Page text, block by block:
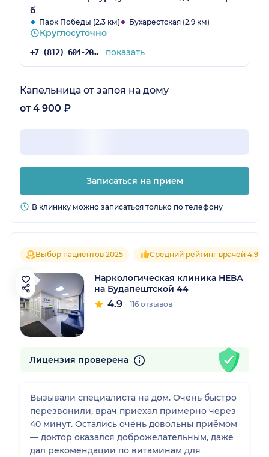
б
Парк Победы (2.3 км) Бухарестская (2.9 км)
Круглосуточно
+7 (812) 604-20-48 показать
Капельница от запоя на дому
от 4 900 ₽
Записаться на прием
В клинику можно записаться только по телефону
Выбор пациентов 2025 Средний рейтинг врачей 4.9
Наркологическая клиника НЕВА
на Будапештской 44
4.9 116 отзывов
Лицензия проверена
Вызывали специалиста на дом. Очень быстро
перезвонили, врач приехал примерно через
40 минут. Остались очень довольны приёмом
— доктор оказался доброжелательным, даже
дал рекомендации по витаминам для